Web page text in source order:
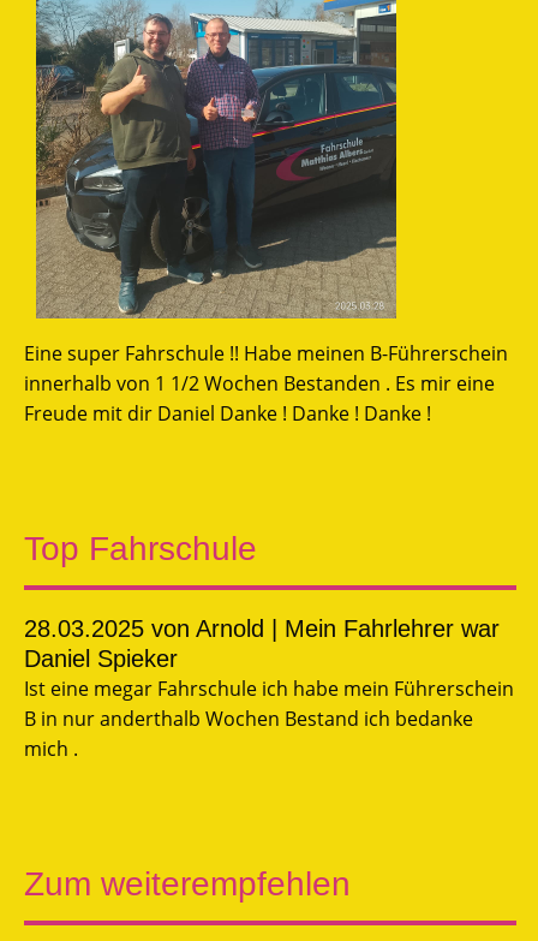
Eine super Fahrschule !! Habe meinen B-Führerschein
innerhalb von 1 1/2 Wochen Bestanden . Es mir eine
Freude mit dir Daniel Danke ! Danke ! Danke !
Top Fahrschule
28.03.2025 von Arnold | Mein Fahrlehrer war
Daniel Spieker
Ist eine megar Fahrschule ich habe mein Führerschein
B in nur anderthalb Wochen Bestand ich bedanke
mich .
Zum weiterempfehlen